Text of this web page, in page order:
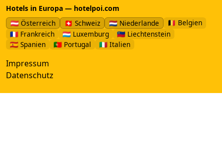
Hotels in Europa — hotelpoi.com
🇦🇹 Österreich
🇨🇭 Schweiz 🇳🇱 Niederlande
🇧🇪 Belgien
🇫🇷 Frankreich
🇱🇺 Luxemburg
🇱🇮 Liechtenstein
🇪🇸 Spanien
🇵🇹 Portugal 🇮🇹 Italien
Impressum
Datenschutz